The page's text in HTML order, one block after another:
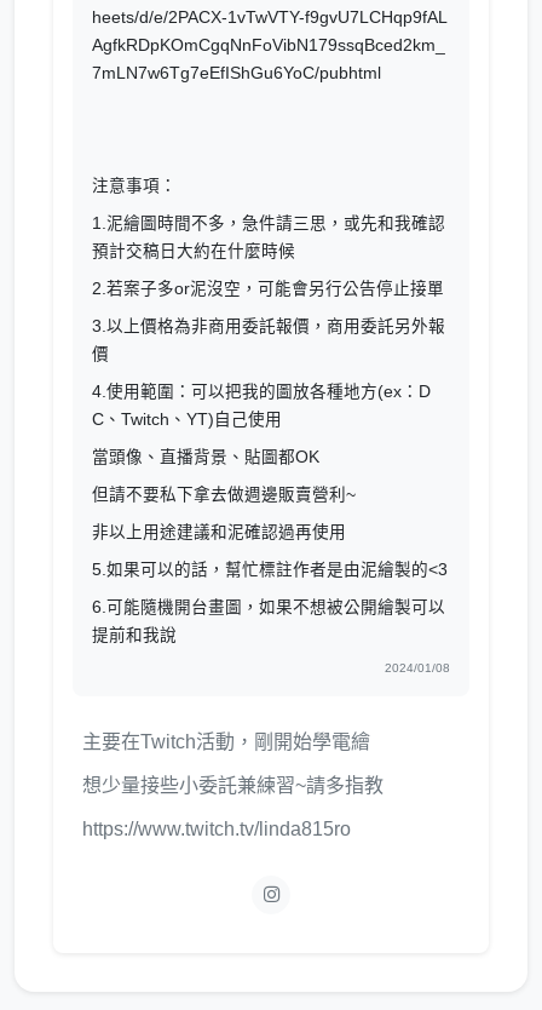
heets/d/e/2PACX-1vTwVTY-f9gvU7LCHqp9fAL
AgfkRDpKOmCgqNnFoVibN179ssqBced2km_
7mLN7w6Tg7eEfIShGu6YoC/pubhtml
注意事項：
1.泥繪圖時間不多，急件請三思，或先和我確認
預計交稿日大約在什麼時候
2.若案子多or泥沒空，可能會另行公告停止接單
3.以上價格為非商用委託報價，商用委託另外報
價
4.使用範圍：可以把我的圖放各種地方(ex：D
C、Twitch、YT)自己使用
當頭像、直播背景、貼圖都OK
但請不要私下拿去做週邊販賣營利~
非以上用途建議和泥確認過再使用
5.如果可以的話，幫忙標註作者是由泥繪製的<3
6.可能隨機開台畫圖，如果不想被公開繪製可以
提前和我說
2024/01/08
主要在Twitch活動，剛開始學電繪
想少量接些小委託兼練習~請多指教
https://www.twitch.tv/linda815ro